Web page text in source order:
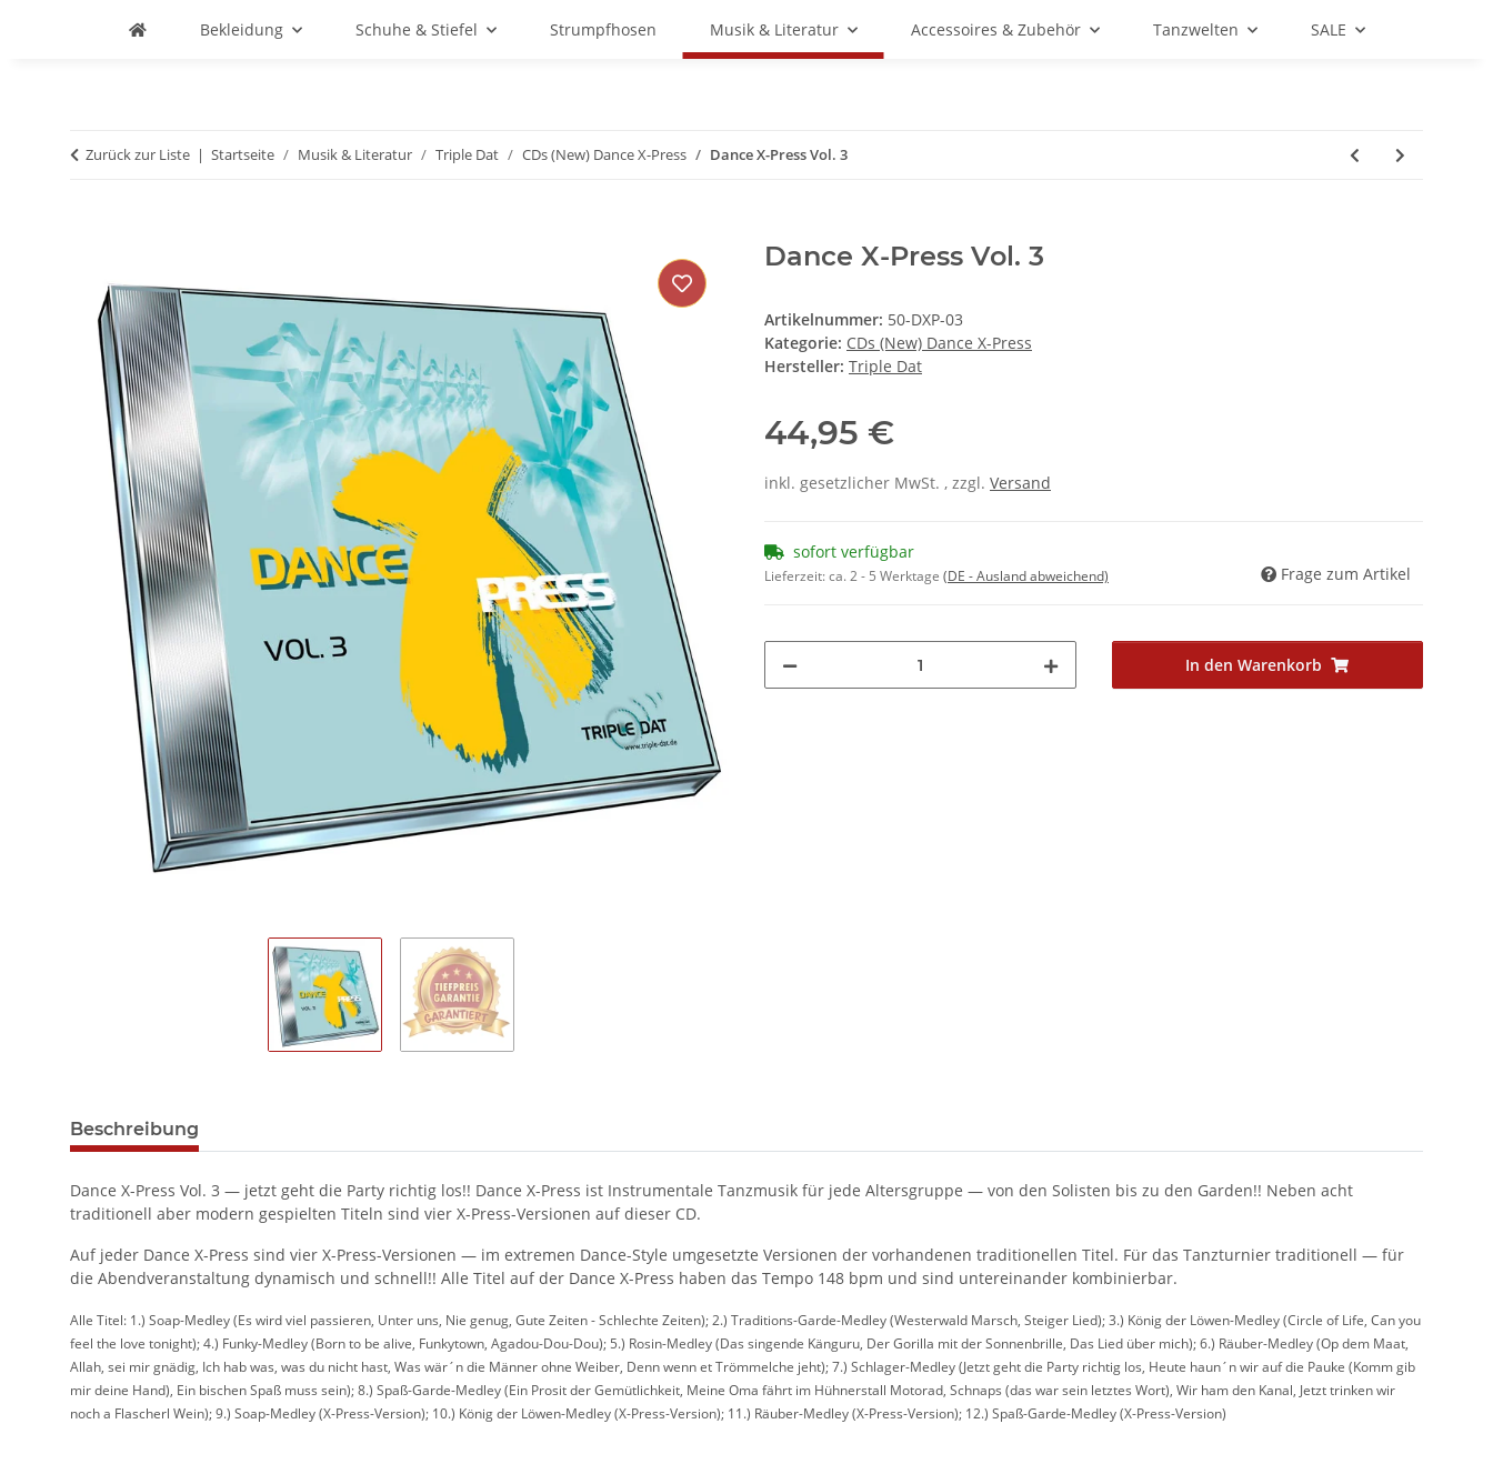
Bekleidung Schuhe & Stiefel Strumpfhosen Musik & Literatur Accessoires & Zubehör Tanzwelten SALE
Zurück zur Liste Startseite Musik & Literatur Triple Dat CDs (New) Dance X-Press Dance X-Press Vol. 3
Dance X-Press Vol. 3
Artikelnummer: 50-DXP-03
Kategorie: CDs (New) Dance X-Press
Hersteller: Triple Dat
44,95 €
inkl. gesetzlicher MwSt. , zzgl. Versand
sofort verfügbar
Lieferzeit:ca. 2 - 5 Werktage (DE - Ausland abweichend) Frage zum Artikel
In den Warenkorb
Beschreibung
Dance X-Press Vol. 3 — jetzt geht die Party richtig los!! Dance X-Press ist Instrumentale Tanzmusik für jede Altersgruppe — von den Solisten bis zu den Garden!! Neben acht
traditionell aber modern gespielten Titeln sind vier X-Press-Versionen auf dieser CD.
Auf jeder Dance X-Press sind vier X-Press-Versionen — im extremen Dance-Style umgesetzte Versionen der vorhandenen traditionellen Titel. Für das Tanzturnier traditionell — für
die Abendveranstaltung dynamisch und schnell!! Alle Titel auf der Dance X-Press haben das Tempo 148 bpm und sind untereinander kombinierbar.
Alle Titel: 1.) Soap-Medley (Es wird viel passieren, Unter uns, Nie genug, Gute Zeiten - Schlechte Zeiten); 2.) Traditions-Garde-Medley (Westerwald Marsch, Steiger Lied); 3.) König der Löwen-Medley (Circle of Life, Can you
feel the love tonight); 4.) Funky-Medley (Born to be alive, Funkytown, Agadou-Dou-Dou); 5.) Rosin-Medley (Das singende Känguru, Der Gorilla mit der Sonnenbrille, Das Lied über mich); 6.) Räuber-Medley (Op dem Maat,
Allah, sei mir gnädig, Ich hab was, was du nicht hast, Was wär´n die Männer ohne Weiber, Denn wenn et Trömmelche jeht); 7.) Schlager-Medley (Jetzt geht die Party richtig los, Heute haun´n wir auf die Pauke (Komm gib
mir deine Hand), Ein bischen Spaß muss sein); 8.) Spaß-Garde-Medley (Ein Prosit der Gemütlichkeit, Meine Oma fährt im Hühnerstall Motorad, Schnaps (das war sein letztes Wort), Wir ham den Kanal, Jetzt trinken wir
noch a Flascherl Wein); 9.) Soap-Medley (X-Press-Version); 10.) König der Löwen-Medley (X-Press-Version); 11.) Räuber-Medley (X-Press-Version); 12.) Spaß-Garde-Medley (X-Press-Version)